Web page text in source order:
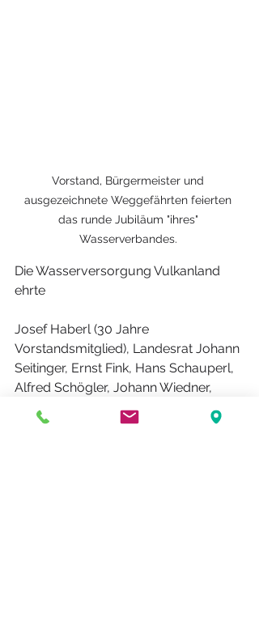
Vorstand, Bürgermeister und
ausgezeichnete Weggefährten feierten
das runde Jubiläum "ihres"
Wasserverbandes.
Die Wasserversorgung Vulkanland
ehrte
Josef Haberl (30 Jahre
Vorstandsmitglied), Landesrat Johann
Seitinger, Ernst Fink, Hans Schauperl,
Alfred Schögler, Johann Wiedner,
Bernhard Machatsch, Heimo
Stadlbauer, Gunther Suette, Hilmar